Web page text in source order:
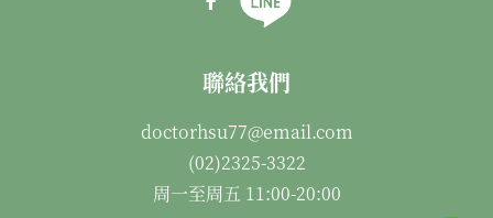
聯絡我們
doctorhsu77@email.com
(02)2325-3322
周一至周五 11:00-20:00